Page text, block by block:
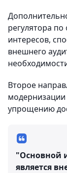
регулятора
интересов,
внешнего
Второе
упрощению
"Основной
является